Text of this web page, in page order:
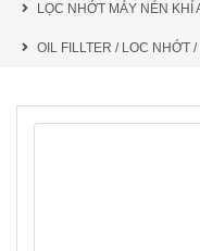
LỌC NHỚT MÁY NÉN KHÍ
OIL FILLTER / LOC NHỚT